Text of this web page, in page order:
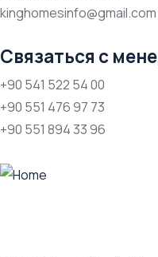
kinghomesinfo@gmail.com
Связаться с
+90 541 522 54 00
+90 551 476 97 73
+90 551 894 33 96